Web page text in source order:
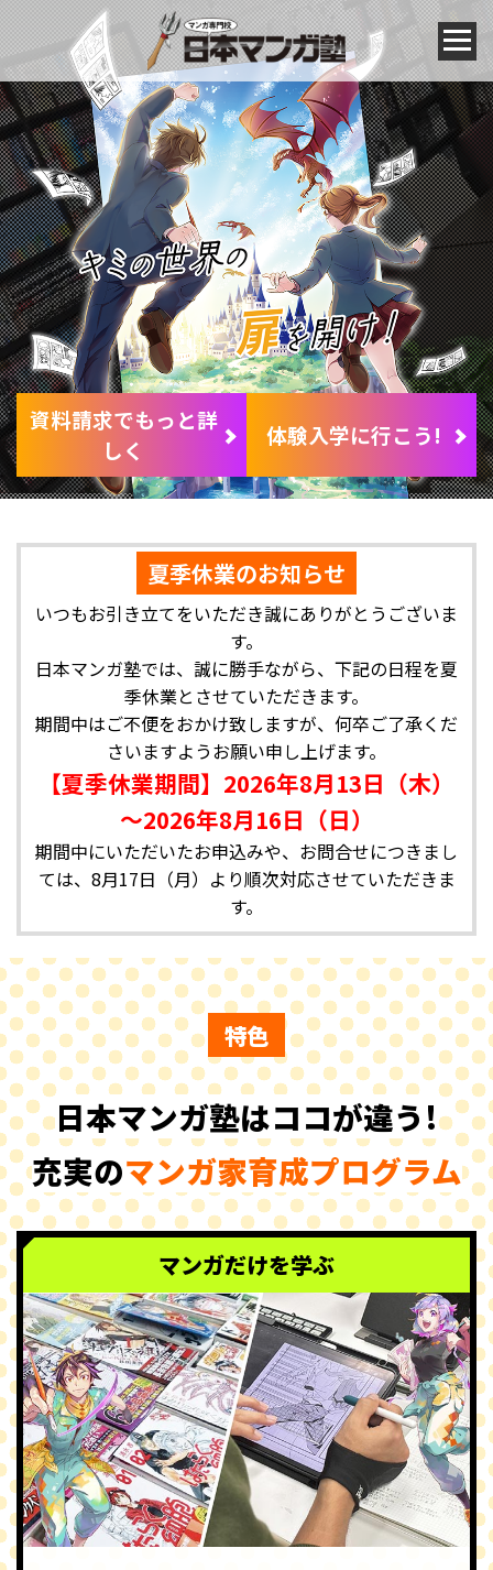
資料請求でもっと詳
しく
体験入学に行こう!
夏季休業のお知らせ
いつもお引き立てをいただき誠にありがとうございま
す。
日本マンガ塾では、誠に勝手ながら、下記の日程を夏
季休業とさせていただきます。
期間中はご不便をおかけ致しますが、何卒ご了承くだ
さいますようお願い申し上げます。
【夏季休業期間】2026年8月13日（木）
～2026年8月16日（日）
期間中にいただいたお申込みや、お問合せにつきまし
ては、8月17日（月）より順次対応させていただきま
す。
特色
日本マンガ塾はココが違う!
充実のマンガ家育成プログラム
マンガだけを学ぶ